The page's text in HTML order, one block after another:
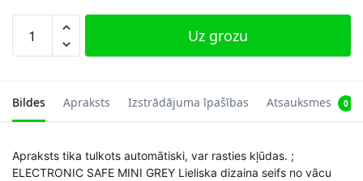
krāsa
daudzums
Uz grozu
Bildes Apraksts Izstrādājuma īpašības Atsauksmes 0
Apraksts tika tulkots automātiski, var rasties kļūdas. ;
ELECTRONIC SAFE MINI GREY Lieliska dizaina seifs no vācu